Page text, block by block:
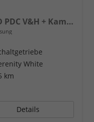
Comfort 1.6 T-GDI 2WD / LED PDC V&H + Kamera Sitz Lenkradheizung Alu 18"
White
km
Details